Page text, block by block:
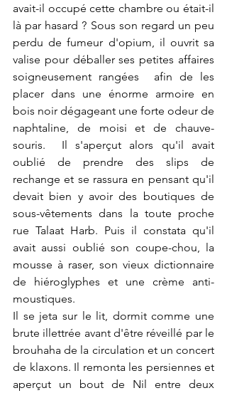
avait-il occupé cette chambre ou était-il
là par hasard ? Sous son regard un peu
perdu de fumeur d'opium, il ouvrit sa
valise pour déballer ses petites affaires
soigneusement rangées  afin de les
placer dans une énorme armoire en
bois noir dégageant une forte odeur de
naphtaline, de moisi et de chauve-
souris.  Il s'aperçut alors qu'il avait
oublié de prendre des slips de
rechange et se rassura en pensant qu'il
devait bien y avoir des boutiques de
sous-vêtements dans la toute proche
rue Talaat Harb. Puis il constata qu'il
avait aussi oublié son coupe-chou, la
mousse à raser, son vieux dictionnaire
de hiéroglyphes et une crème anti-
moustiques.
Il se jeta sur le lit, dormit comme une
brute illettrée avant d'être réveillé par le
brouhaha de la circulation et un concert
de klaxons. Il remonta les persiennes et
aperçut un bout de Nil entre deux